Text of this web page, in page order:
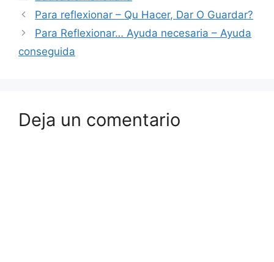
Para reflexionar – Qu Hacer, Dar O Guardar?
Para Reflexionar… Ayuda necesaria – Ayuda
conseguida
Deja un comentario